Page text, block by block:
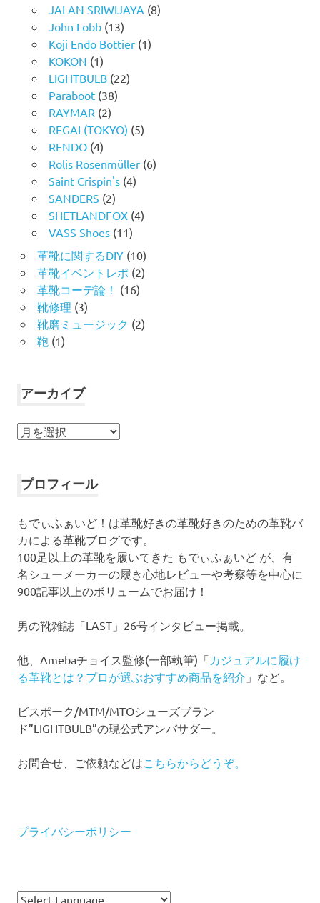
JALAN SRIWIJAYA (8)
John Lobb(13)
Koji Endo Bottier(1)
KOKON (1)
LIGHTBULB(22)
Paraboot(38)
RAYMAR (2)
REGAL(TOKYO) (5)
RENDO(4)
Rolis Rosenmüller(6)
Saint Crispin's(4)
SANDERS (2)
SHETLANDFOX(4)
VASS Shoes(11)
革靴に関するDIY(10)
革靴イベントレポ (2)
革靴コーデ論！ (16)
靴修理 (3)
靴磨ミュージック (2)
鞄 (1)
アーカイブ
ア
イ
プロフィール
もでぃふぁいど！は革靴好きの革靴好きのための革靴バ
カによる革靴ブログです。
100足以上の革靴を履いてきた もでぃふぁいど が、有
名シューメーカーの履き心地レビューや考察等を中心に
900記事以上のボリュームでお届け！
男の靴雑誌「LAST」26号インタビュー掲載。
他、Amebaチョイス監修(一部執筆)「カジュアルに履け
る革靴とは？プロが選ぶおすすめ商品を紹介 」など。
ビスポーク/MTM/MTOシューズブラン
ド”LIGHTBULB”の現公式アンバサダー。
お問合せ、ご依頼などは こちらからどうぞ。
プライバシーポリシー